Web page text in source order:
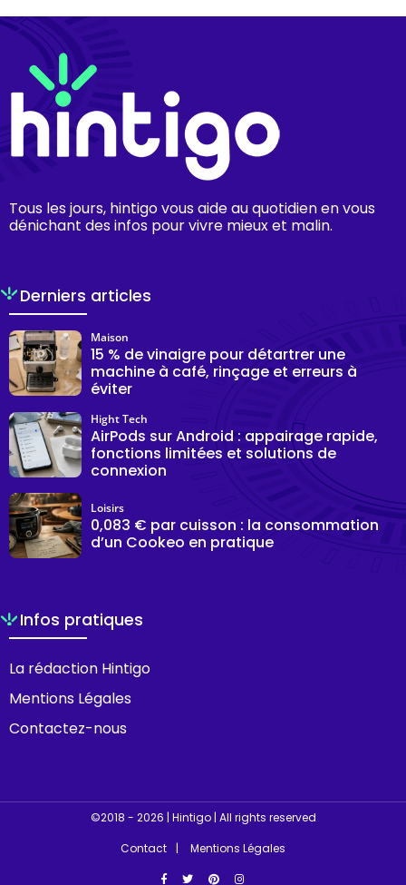
Tous les jours, hintigo vous aide au quotidien en vous
dénichant des infos pour vivre mieux et malin.
Derniers articles
15 % de vinaigre pour détartrer une
machine à café, rinçage et erreurs à
éviter
Maison
AirPods sur Android : appairage rapide,
fonctions limitées et solutions de
connexion
Hight Tech
0,083 € par cuisson : la consommation
d’un Cookeo en pratique
Loisirs
Infos pratiques
La rédaction Hintigo
Mentions Légales
Contactez-nous
©2018 - 2026 | Hintigo | All rights reserved
Contact
Mentions Légales
Facebook
TwitterPinterest